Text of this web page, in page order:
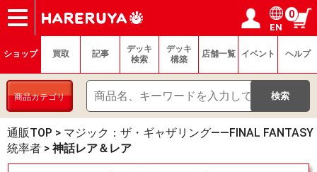
ショップ
買取
記事
デッキ検索
デッキ構築
選手一覧
店舗一覧
イベント
ヘルプ
お問い合わせ ログイン／会員登録
マイページ
EN
0
ショップ 買取 記事
デッキ
検索
デッキ
構築
店舗一覧 イベント ヘルプ
商品カテゴリ
通販TOP > マジック：ザ・ギャザリング——FINAL FANTASY
統率者 > 神話レア＆レア